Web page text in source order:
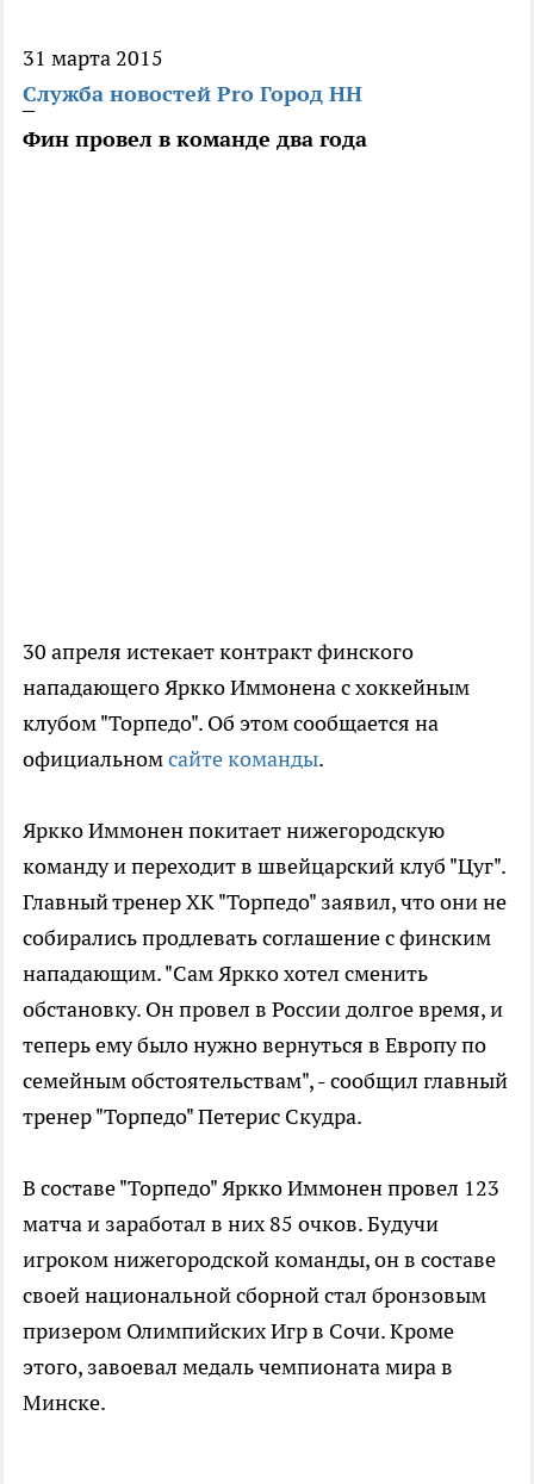
31 марта 2015
Служба новостей Pro Город НН
Фин провел в команде два года
30 апреля истекает контракт финского
нападающего Яркко Иммонена с хоккейным
клубом "Торпедо". Об этом сообщается на
официальномсайте команды.
Яркко Иммонен покитает нижегородскую
команду и переходит в швейцарский клуб "Цуг".
Главный тренер ХК "Торпедо" заявил, что они не
собирались продлевать соглашение с финским
нападающим. "Сам Яркко хотел сменить
обстановку. Он провел в России долгое время, и
теперь ему было нужно вернуться в Европу по
семейным обстоятельствам", - сообщил главный
тренер "Торпедо" Петерис Скудра.
В составе "Торпедо" Яркко Иммонен провел 123
матча и заработал в них 85 очков. Будучи
игроком нижегородской команды, он в составе
своей национальной сборной стал бронзовым
призером Олимпийских Игр в Сочи. Кроме
этого, завоевал медаль чемпионата мира в
Минске.